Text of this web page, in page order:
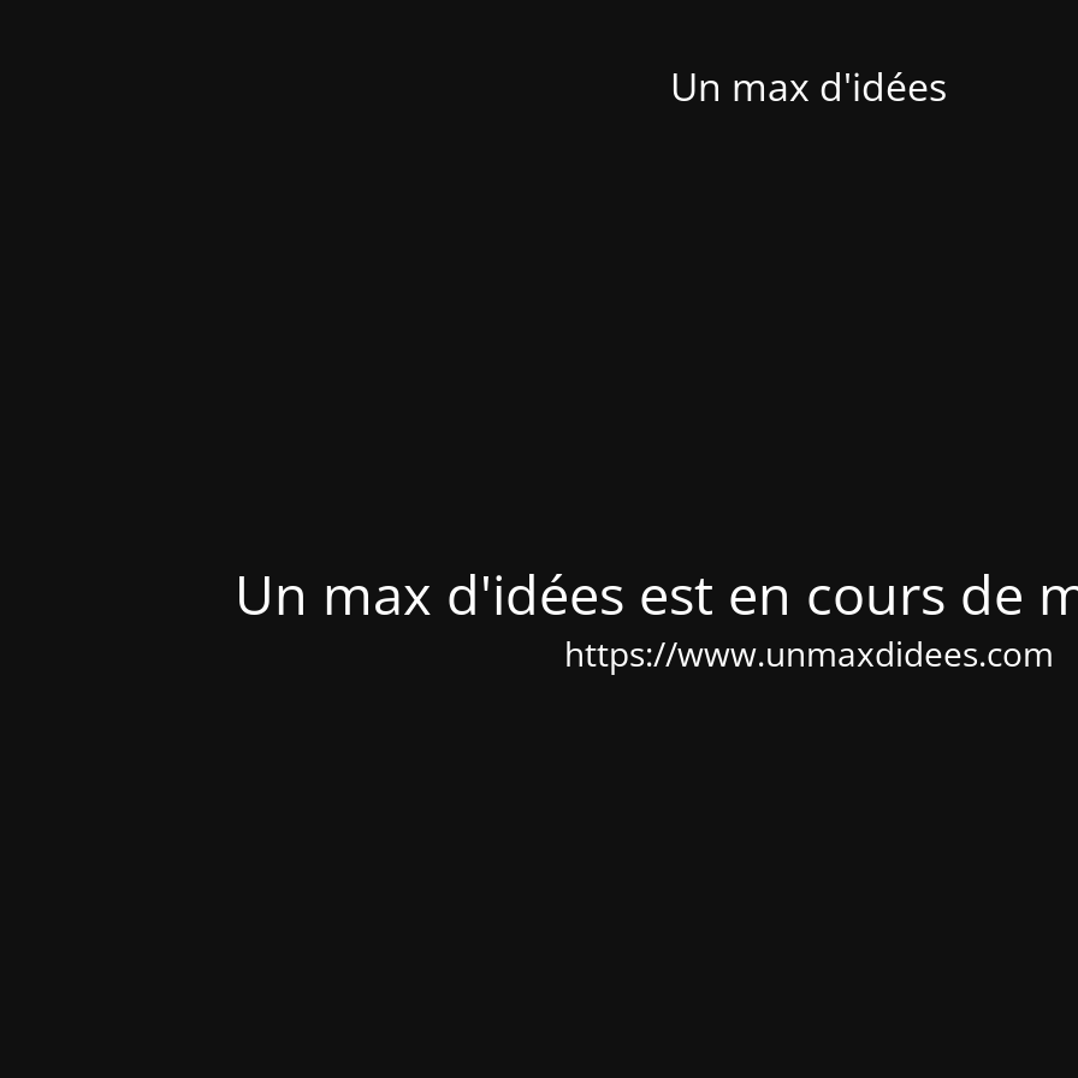
Un max d'idées
Un max d'idées est en cours de
https://www.unmaxdidees.com